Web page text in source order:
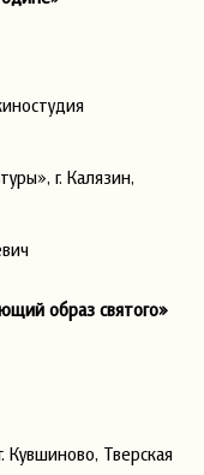
г. Калязин,
образ святого»
Кувшиново, Тверская